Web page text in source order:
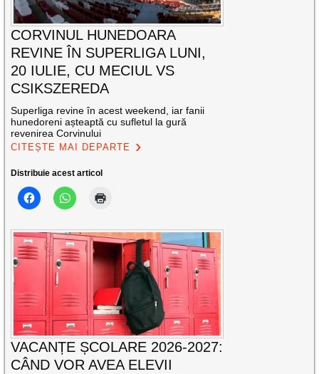
CORVINUL HUNEDOARA
REVINE ÎN SUPERLIGA LUNI,
20 IULIE, CU MECIUL VS
CSIKSZEREDA
Superliga revine în acest weekend, iar fanii
hunedoreni așteaptă cu sufletul la gură
revenirea Corvinului
CITEȘTE MAI DEPARTE
Distribuie acest articol
VACANȚE ȘCOLARE 2026-2027:
CÂND VOR AVEA ELEVII